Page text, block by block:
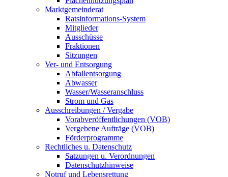
Marktgemeinderat
Ratsinformations-System
Mitglieder
Ausschüsse
Fraktionen
Sitzungen
Ver- und Entsorgung
Abfallentsorgung
Abwasser
Wasser/Wasseranschluss
Strom und Gas
Ausschreibungen / Vergabe
Vorabveröffentlichungen (VOB)
Vergebene Aufträge (VOB)
Förderprogramme
Rechtliches u. Datenschutz
Satzungen u. Verordnungen
Datenschutzhinweise
Notruf und Lebensrettung